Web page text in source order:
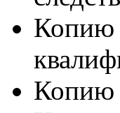
Копию
Копию